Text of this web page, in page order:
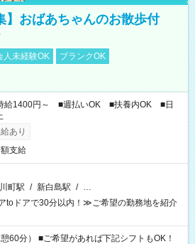
】おばあちゃんのお散歩付
人未経験OK
ブランクOK
給1400円～ ■週払いOK ■扶養内OK ■日
あり
支給
町駅 / 新白島駅 / …
toドアで30分以内！≫ご希望の勤務地を紹介
下記シフトもOK！